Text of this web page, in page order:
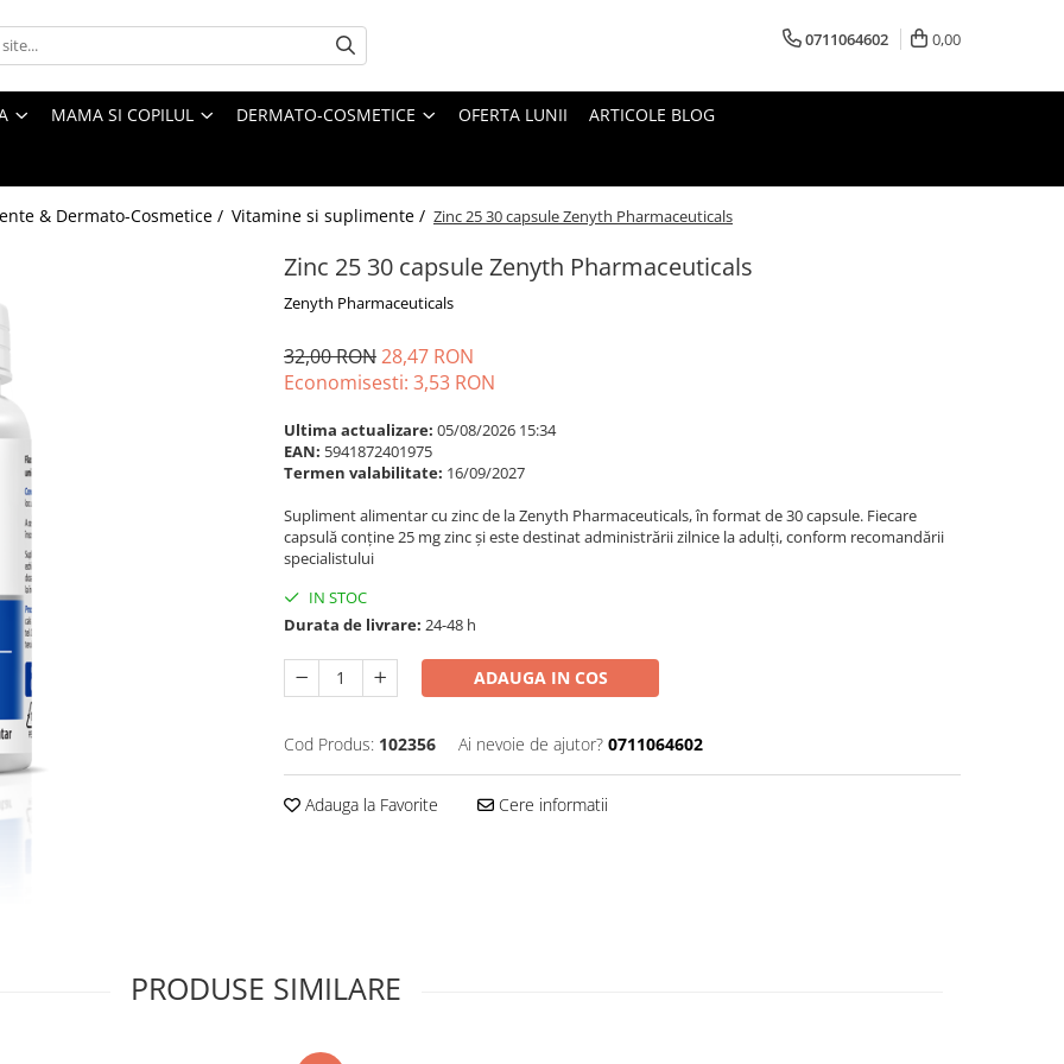
0711064602 0,00
MAMA SI COPILUL DERMATO-COSMETICE OFERTA LUNII ARTICOLE BLOG
& Dermato-Cosmetice / Vitamine si suplimente / Zinc 25 30 capsule Zenyth Pharmaceuticals
Zinc 25 30 capsule Zenyth Pharmaceuticals
Zenyth Pharmaceuticals
32,00 RON28,47 RON
Economisesti: 3,53 RON
Ultima actualizare: 05/08/2026 15:34
EAN: 5941872401975
Termen valabilitate: 16/09/2027
Supliment alimentar cu zinc de la Zenyth Pharmaceuticals, în format de 30 capsule. Fiecare
capsulă conține 25 mg zinc și este destinat administrării zilnice la adulți, conform recomandării
specialistului
IN STOC
Durata de livrare: 24-48 h
ADAUGA IN COS
Cod Produs: 102356 Ai nevoie de ajutor? 0711064602
Adauga la Favorite Cere informatii
PRODUSE SIMILARE